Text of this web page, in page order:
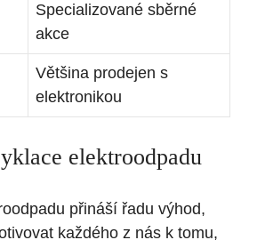
Specializované sběrné
akce
Většina prodejen s
elektronikou
elektroodpadu
přináší řadu výhod,
každého z nás k tomu,